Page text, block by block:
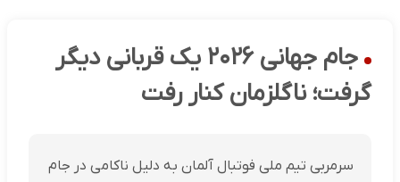
جام جهانی ۲۰۲۶ یک قربانی دیگر
گرفت؛ ناگلزمان کنار رفت
سرمربی تیم ملی فوتبال آلمان به دلیل ناکامی در جام